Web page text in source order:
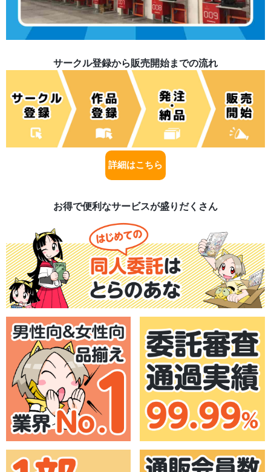
サークル登録から販売開始までの流れ
詳細はこちら
お得で便利なサービスが盛りだくさん